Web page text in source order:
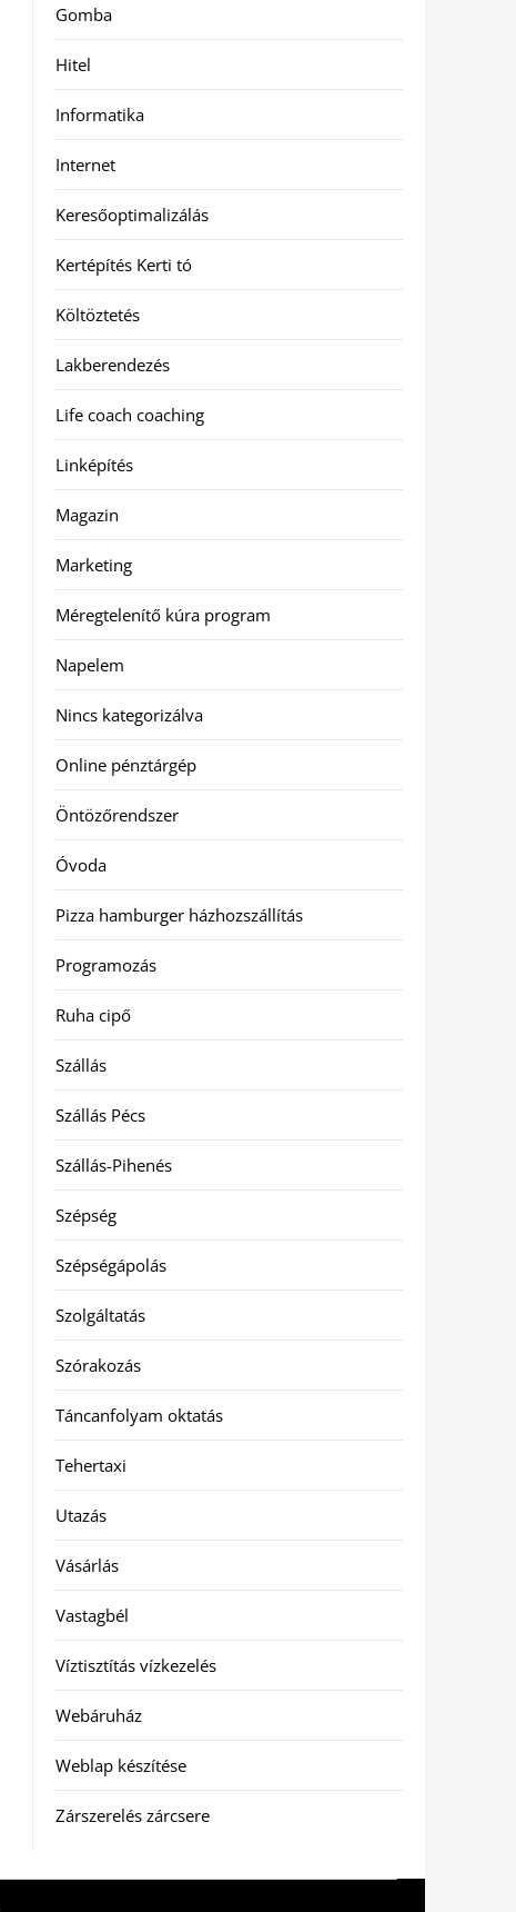
Gomba
Hitel
Informatika
Internet
Keresőoptimalizálás
Kertépítés Kerti tó
Költöztetés
Lakberendezés
Life coach coaching
Linképítés
Magazin
Marketing
Méregtelenítő kúra program
Napelem
Nincs kategorizálva
Online pénztárgép
Öntözőrendszer
Óvoda
Pizza hamburger házhozszállítás
Programozás
Ruha cipő
Szállás
Szállás Pécs
Szállás-Pihenés
Szépség
Szépségápolás
Szolgáltatás
Szórakozás
Táncanfolyam oktatás
Tehertaxi
Utazás
Vásárlás
Vastagbél
Víztisztítás vízkezelés
Webáruház
Weblap készítése
Zárszerelés zárcsere